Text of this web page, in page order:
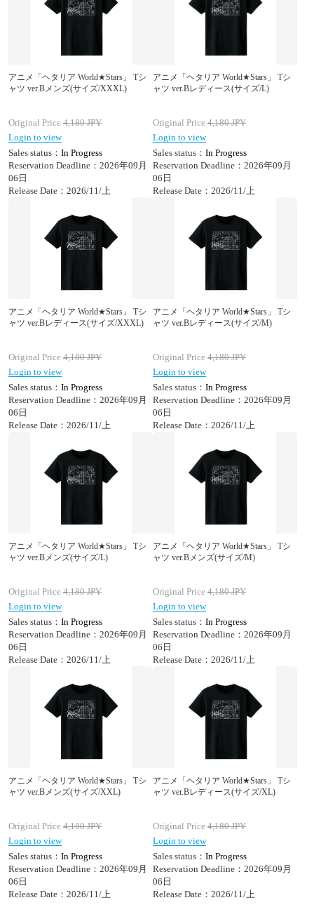
アニメ「ヘタリア World★Stars」 Tシ
ャツ ver.Bメンズ(サイズ/XXXL)
Original Price 4,180JPY
Login to view
Sales status： In Progress
Reservation Deadline：2026年09月
06日
Release Date：2026/11/上
アニメ「ヘタリア World★Stars」 Tシ
ャツ ver.Bレディース(サイズ/L)
Original Price 4,180JPY
Login to view
Sales status： In Progress
Reservation Deadline：2026年09月
06日
Release Date：2026/11/上
アニメ「ヘタリア World★Stars」 Tシ
ャツ ver.Bレディース(サイズ/XXXL)
Original Price 4,180JPY
Login to view
Sales status： In Progress
Reservation Deadline：2026年09月
06日
Release Date：2026/11/上
アニメ「ヘタリア World★Stars」 Tシ
ャツ ver.Bレディース(サイズ/M)
Original Price 4,180JPY
Login to view
Sales status： In Progress
Reservation Deadline：2026年09月
06日
Release Date：2026/11/上
アニメ「ヘタリア World★Stars」 Tシ
ャツ ver.Bメンズ(サイズ/L)
Original Price 4,180JPY
Login to view
Sales status： In Progress
Reservation Deadline：2026年09月
06日
Release Date：2026/11/上
アニメ「ヘタリア World★Stars」 Tシ
ャツ ver.Bメンズ(サイズ/M)
Original Price 4,180JPY
Login to view
Sales status： In Progress
Reservation Deadline：2026年09月
06日
Release Date：2026/11/上
アニメ「ヘタリア World★Stars」 Tシ
ャツ ver.Bメンズ(サイズ/XXL)
Original Price 4,180JPY
Login to view
Sales status： In Progress
Reservation Deadline：2026年09月
06日
Release Date：2026/11/上
アニメ「ヘタリア World★Stars」 Tシ
ャツ ver.Bレディース(サイズ/XL)
Original Price 4,180JPY
Login to view
Sales status： In Progress
Reservation Deadline：2026年09月
06日
Release Date：2026/11/上